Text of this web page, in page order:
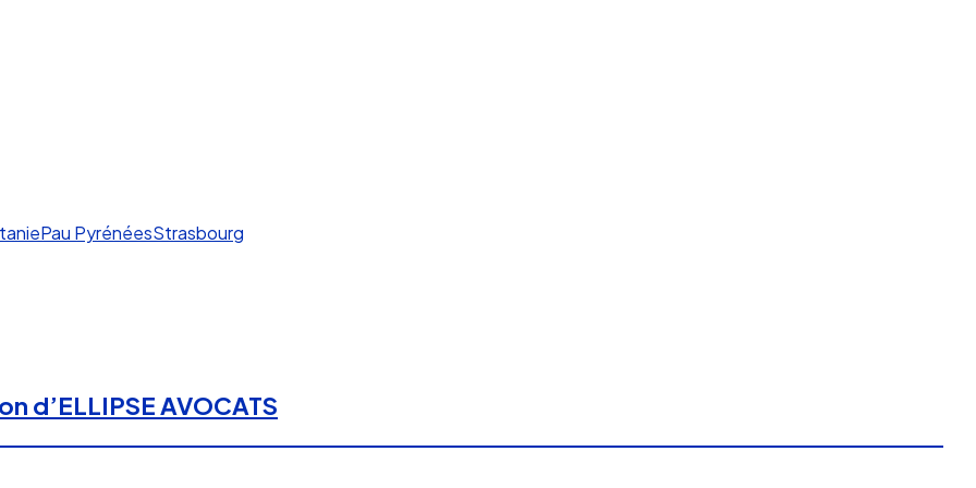
Pau PyrénéesStrasbourg
d’ELLIPSE AVOCATS